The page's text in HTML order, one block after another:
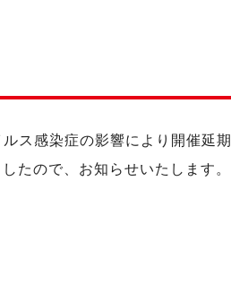
ス感染症の影響により開催延
たので、お知らせいたします。